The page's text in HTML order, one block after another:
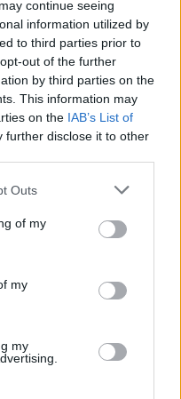
continue seeing
information utilized by
to third parties prior to
out of the further
by third parties on the
This information may
on the IAB’s List of
further disclose it to other
Outs
of my
my
my